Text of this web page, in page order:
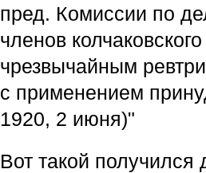
пред. Комиссии по
членов
чрезвычайным
с применением
1920, 2 июня)"
Вот такой